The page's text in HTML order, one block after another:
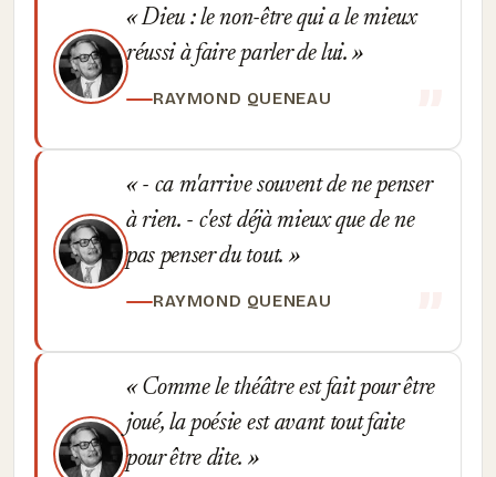
Dieu : le non-être qui a le mieux
réussi à faire parler de lui.
RAYMOND QUENEAU
- ca m'arrive souvent de ne penser
à rien. - c'est déjà mieux que de ne
pas penser du tout.
RAYMOND QUENEAU
Comme le théâtre est fait pour être
joué, la poésie est avant tout faite
pour être dite.